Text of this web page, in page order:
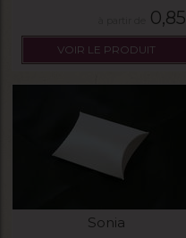
0,85
VOIR LE PRODUIT
Sonia